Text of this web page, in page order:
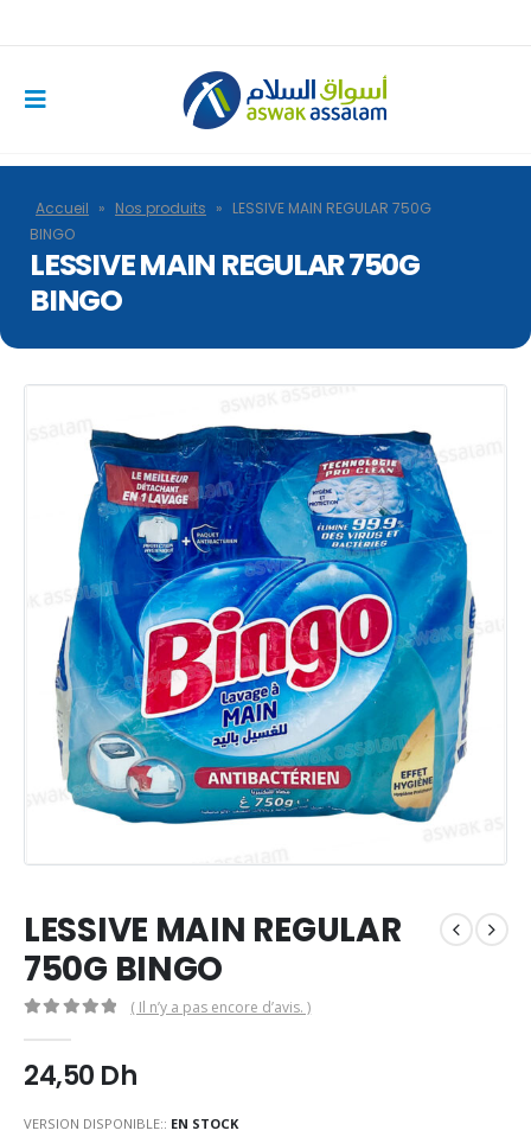
Accueil » Nos produits » LESSIVE MAIN REGULAR 750G
BINGO
LESSIVE MAIN REGULAR 750G
BINGO
LESSIVE MAIN REGULAR
750G BINGO
( Il n’y a pas encore d’avis. )
24,50 Dh
VERSION DISPONIBLE:: EN STOCK